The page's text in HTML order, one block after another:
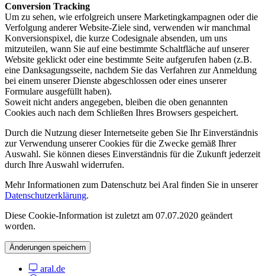
Conversion Tracking
Um zu sehen, wie erfolgreich unsere Marketingkampagnen oder die
Verfolgung anderer Website-Ziele sind, verwenden wir manchmal
Konversionspixel, die kurze Codesignale absenden, um uns
mitzuteilen, wann Sie auf eine bestimmte Schaltfläche auf unserer
Website geklickt oder eine bestimmte Seite aufgerufen haben (z.B.
eine Danksagungsseite, nachdem Sie das Verfahren zur Anmeldung
bei einem unserer Dienste abgeschlossen oder eines unserer
Formulare ausgefüllt haben).
Soweit nicht anders angegeben, bleiben die oben genannten
Cookies auch nach dem Schließen Ihres Browsers gespeichert.
Durch die Nutzung dieser Internetseite geben Sie Ihr Einverständnis
zur Verwendung unserer Cookies für die Zwecke gemäß Ihrer
Auswahl. Sie können dieses Einverständnis für die Zukunft jederzeit
durch Ihre Auswahl widerrufen.
Mehr Informationen zum Datenschutz bei Aral finden Sie in unserer
Datenschutzerklärung.
Diese Cookie-Information ist zuletzt am 07.07.2020 geändert
worden.
Änderungen speichern
aral.de